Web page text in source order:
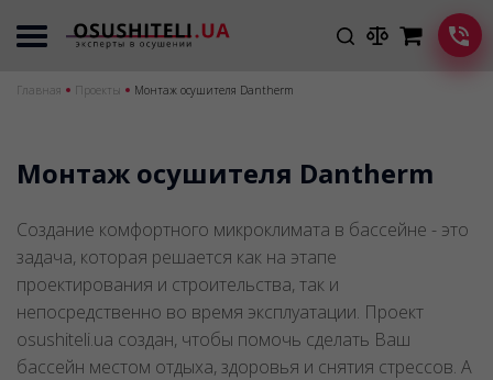
Главная Проекты Монтаж осушителя Dantherm
Монтаж осушителя Dantherm
Создание комфортного микроклимата в бассейне - это
задача, которая решается как на этапе
проектирования и строительства, так и
непосредственно во время эксплуатации. Проект
osushiteli.ua создан, чтобы помочь сделать Ваш
бассейн местом отдыха, здоровья и снятия стрессов. А